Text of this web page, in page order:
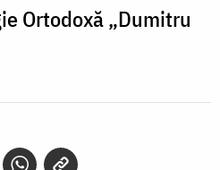
Ortodoxă „Dumitru